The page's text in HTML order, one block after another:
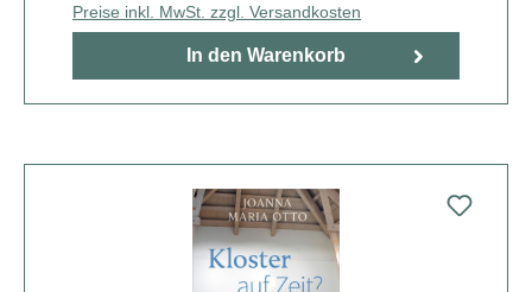
Preise inkl. MwSt. zzgl. Versandkosten
In den Warenkorb